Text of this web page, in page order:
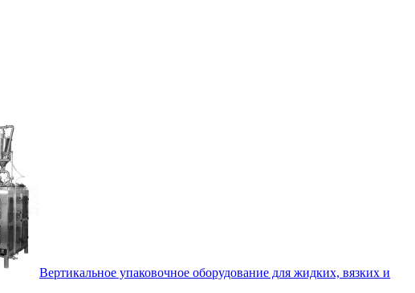
Вертикальное упаковочное оборудование для жидких, вязких и